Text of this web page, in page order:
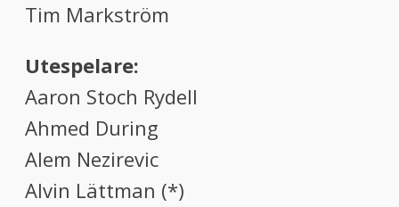
Tim Markström
Utespelare:
Aaron Stoch Rydell
Ahmed During
Alem Nezirevic
Alvin Lättman (*)